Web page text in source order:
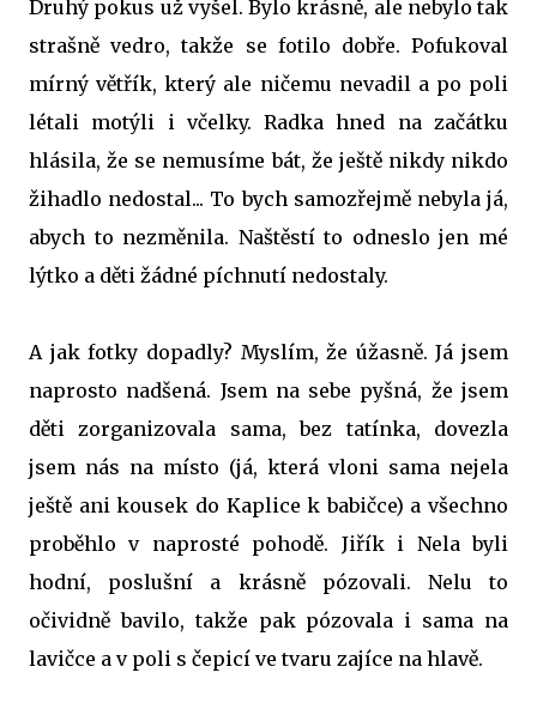
Druhý pokus už vyšel. Bylo krásně, ale nebylo tak
strašně vedro, takže se fotilo dobře. Pofukoval
mírný větřík, který ale ničemu nevadil a po poli
létali motýli i včelky. Radka hned na začátku
hlásila, že se nemusíme bát, že ještě nikdy nikdo
žihadlo nedostal... To bych samozřejmě nebyla já,
abych to nezměnila. Naštěstí to odneslo jen mé
lýtko a děti žádné píchnutí nedostaly.
A jak fotky dopadly? Myslím, že úžasně. Já jsem
naprosto nadšená. Jsem na sebe pyšná, že jsem
děti zorganizovala sama, bez tatínka, dovezla
jsem nás na místo (já, která vloni sama nejela
ještě ani kousek do Kaplice k babičce) a všechno
proběhlo v naprosté pohodě. Jiřík i Nela byli
hodní, poslušní a krásně pózovali. Nelu to
očividně bavilo, takže pak pózovala i sama na
lavičce a v poli s čepicí ve tvaru zajíce na hlavě.